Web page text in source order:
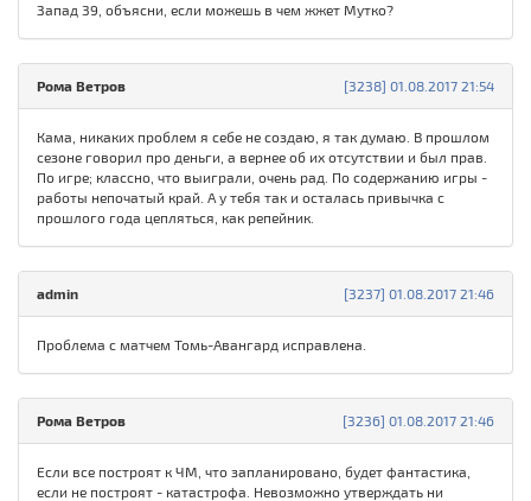
Запад 39, объясни, если можешь в чем жжет Мутко?
[3238] 01.08.2017 21:54
Рома Ветров
Кама, никаких проблем я себе не создаю, я так думаю. В прошлом
сезоне говорил про деньги, а вернее об их отсутствии и был прав.
По игре; классно, что выиграли, очень рад. По содержанию игры -
работы непочатый край. А у тебя так и осталась привычка с
прошлого года цепляться, как репейник.
[3237] 01.08.2017 21:46
admin
Проблема с матчем Томь-Авангард исправлена.
[3236] 01.08.2017 21:46
Рома Ветров
Если все построят к ЧМ, что запланировано, будет фантастика,
если не построят - катастрофа. Невозможно утверждать ни